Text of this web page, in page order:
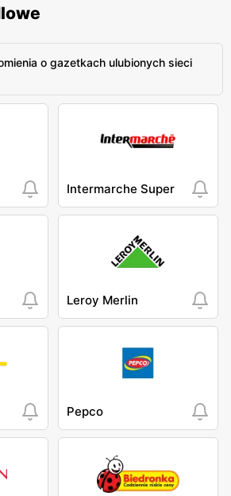
o gazetkach ulubionych sieci
Intermarche Super
Leroy Merlin
Pepco